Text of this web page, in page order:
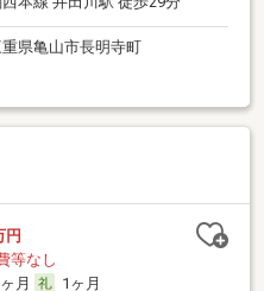
重県亀山市長明寺町
円
等なし
月
1ヶ月